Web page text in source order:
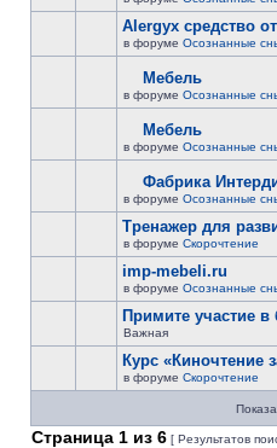
Alergyx средство
в форуме Осознанные
Мебель
в форуме Осознанные
Мебель
в форуме Осознанные
Фабрика
в форуме Осознанные
Тренажер для
в форуме Скорочтение
imp-mebeli.ru
в форуме Осознанные
Примите участие в
Важная
Курс «Киночтение
в форуме Скорочтение
Страница 1 из 6 [ Результатов